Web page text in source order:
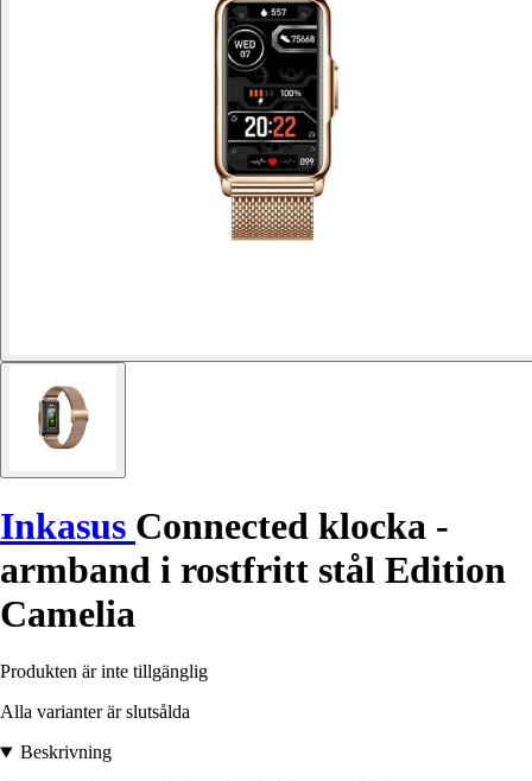
Inkasus Connected klocka -
armband i rostfritt stål Edition
Camelia
Produkten är inte tillgänglig
Alla varianter är slutsålda
Beskrivning